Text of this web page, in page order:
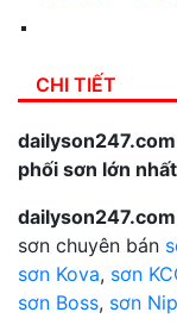
CHI TIẾT
phối sơn lớn
dailyson247.com
sơn chuyên bán
sơn Kova, sơn
sơn Boss, sơn